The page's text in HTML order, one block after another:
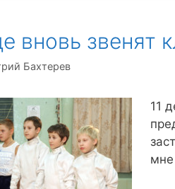
вновь звенят
Бахтерев
11